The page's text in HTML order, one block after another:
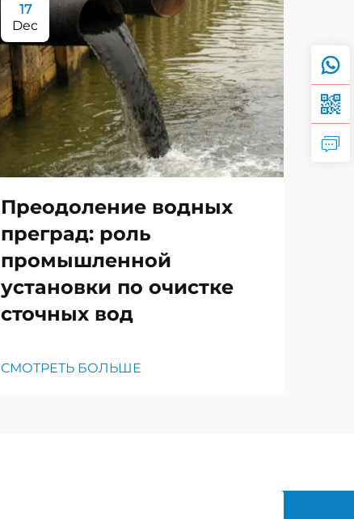
17
Dec
Преодоление водных
преград: роль
промышленной
установки по очистке
сточных вод
СМОТРЕТЬ БОЛЬШЕ